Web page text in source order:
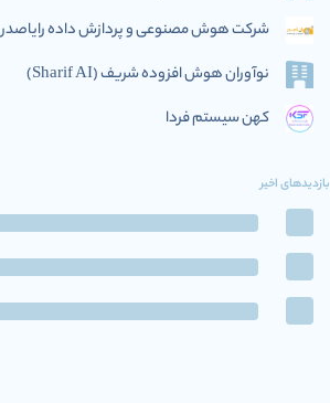
شرکت هوش مصنوعی و پردازش داده رایاصدر
نوآوران هوش افزوده‌ شریف (Sharif AI)
کهن سیستم فردا
بازدیدهای اخیر